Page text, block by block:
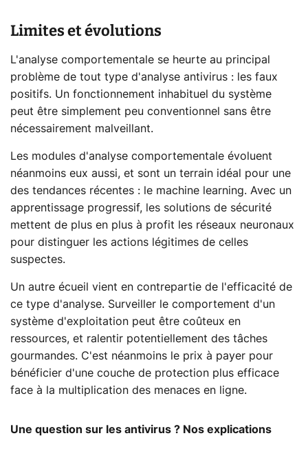
Limites et évolutions
L'analyse comportementale se heurte au principal
problème de tout type d'analyse antivirus : les faux
positifs. Un fonctionnement inhabituel du système
peut être simplement peu conventionnel sans être
nécessairement malveillant.
Les modules d'analyse comportementale évoluent
néanmoins eux aussi, et sont un terrain idéal pour une
des tendances récentes : le machine learning. Avec un
apprentissage progressif, les solutions de sécurité
mettent de plus en plus à profit les réseaux neuronaux
pour distinguer les actions légitimes de celles
suspectes.
Un autre écueil vient en contrepartie de l'efficacité de
ce type d'analyse. Surveiller le comportement d'un
système d'exploitation peut être coûteux en
ressources, et ralentir potentiellement des tâches
gourmandes. C'est néanmoins le prix à payer pour
bénéficier d'une couche de protection plus efficace
face à la multiplication des menaces en ligne.
Une question sur les antivirus ? Nos explications